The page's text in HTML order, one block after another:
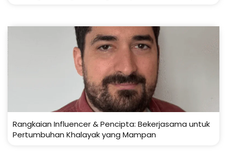
Rangkaian Influencer & Pencipta: Bekerjasama untuk
Pertumbuhan Khalayak yang Mampan